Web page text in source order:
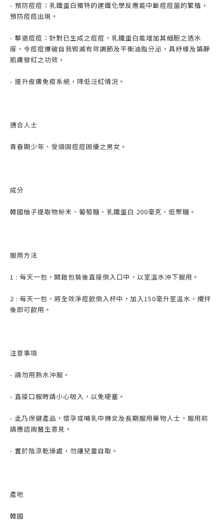
- 預防痘痘：乳鐵蛋白獨特的運鐵化學反應能中斷痘痘菌的繁殖，
預防痘痘出現。
- 擊退痘痘：針對已生成之痘痘，乳鐵蛋白能增加其細胞之透水
度，令痘痘爆破自我毀滅有效調節及平衡油脂分泌，具紓緩及鎮靜
肌膚發紅之功效。
- 提升皮膚免疫系統，降低泛紅情況。
適合人士
青春期少年、受頑固痘痘困擾之男女。
成分
韓國柚子提取物粉末、葡萄糖、乳鐵蛋白 200毫克、低聚糖。
服用方法
1 : 每天一包，開啟包裝後直接倒入口中，以室溫水沖下服用。
2 : 每天一包，將全效淨痘飲倒入杯中，加入150毫升室溫水，攪拌
後即可飲用。
注意事項
- 請勿用熱水沖服。
- 直接口服時請小心吸入，以免哽塞。
- 此乃保健產品，懷孕或哺乳中婦女及長期服用藥物人士，服用前
請應諮詢醫生意見。
- 置於陰涼乾燥處，勿讓兒童自取。
產地
韓國